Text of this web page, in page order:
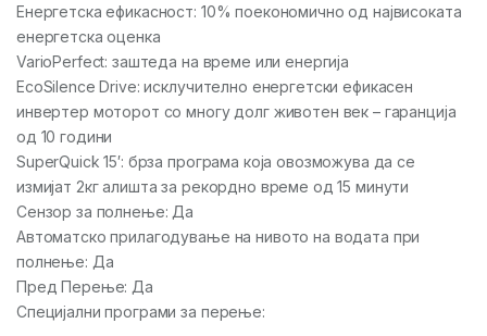
Енергетска ефикасност: 10% поекономично од највисоката
енергетска оценка
VarioPerfect: заштеда на време или енергија
EcoSilence Drive: исклучително енергетски ефикасен
инвертер моторот со многу долг животен век – гаранција
од 10 години
SuperQuick 15′: брза програма која овозможува да се
измијат 2кг алишта за рекордно време од 15 минути
Сензор за полнење: Да
Автоматско прилагодување на нивото на водата при
полнење: Да
Пред Перење: Да
Специјални програми за перење: